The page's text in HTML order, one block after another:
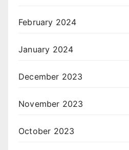
February 2024
January 2024
December 2023
November 2023
October 2023